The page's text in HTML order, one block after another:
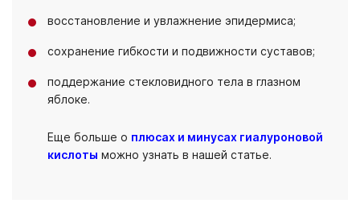
восстановление и увлажнение эпидермиса;
сохранение гибкости и подвижности суставов;
поддержание стекловидного тела в глазном
яблоке.
Еще больше о плюсах и минусах гиалуроновой
кислоты можно узнать в нашей статье.